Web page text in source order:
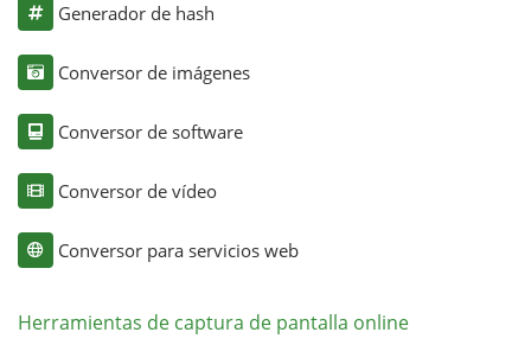
Generador de hash
Conversor de imágenes
Conversor de software
Conversor de vídeo
Conversor para servicios web
Herramientas de captura de pantalla online